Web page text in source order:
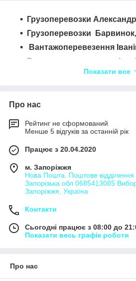
Грузоперевозки
Грузоперевозки Барвинок,
Вантажоперевезення
Вантажоперевезення
Вантажоперевезення
Вантажоперевезення
Вантажоперевезення
Вантажоперевезення
Вантажоперевезення
Вантажоперевезення
Вантажоперевезення
Вантажоперевезення
Показати все
Про нас
Рейтинг не сформований
Менше 5 відгуків за останній рік
Працює з 20.04.2020
м. Запоріжжя
Нова Пошта. Поштове
Запорізька обл 0685413085
Запоріжжя, Україна
Контакти
Сьогодні працює з 08:00 до
Показати весь графік роботи
Про нас